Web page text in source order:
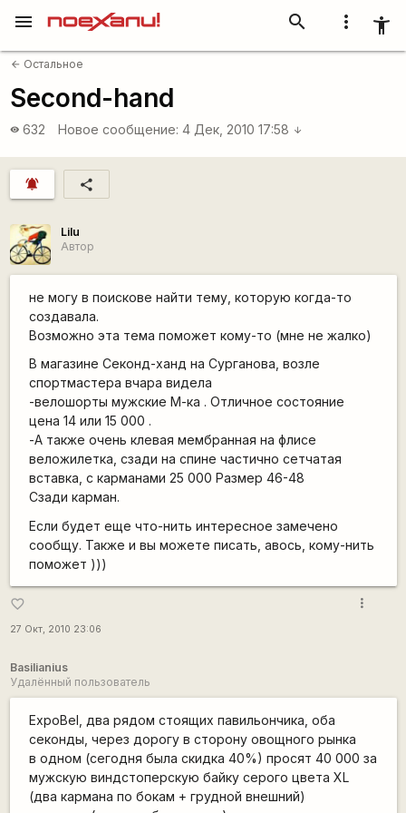
more_vert accessibility_new
search
menu
arrow_back Остальное
Second-hand
visibility 632 Новое сообщение: 4 Дек, 2010 17:58 arrow_downward
notifications_active share
Lilu
Автор
не могу в поискове найти тему, которую когда-то
создавала.
Возможно эта тема поможет кому-то (мне не жалко)
В магазине Секонд-ханд на Сурганова, возле
спортмастера вчара видела
-велошорты мужские М-ка . Отличное состояние
цена 14 или 15 000 .
-А также очень клевая мембранная на флисе
веложилетка, сзади на спине частично сетчатая
вставка, с карманами 25 000 Размер 46-48
Сзади карман.
Если будет еще что-нить интересное замечено
сообщу. Также и вы можете писать, авось, кому-нить
поможет )))
favorite_border
27 Окт, 2010 23:06
more_vert
Basilianius
Удалённый пользователь
ExpoBel, два рядом стоящих павильончика, оба
секонды, через дорогу в сторону овощного рынка
в одном (сегодня была скидка 40%) просят 40 000 за
мужскую виндстоперскую байку серого цвета XL
(два кармана по бокам + грудной внешний)